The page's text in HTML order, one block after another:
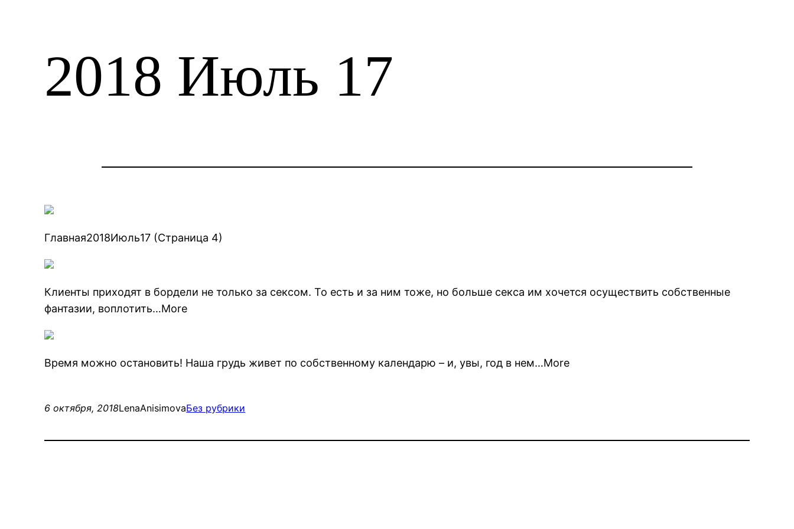
2018 Июль 17
Главная2018Июль17 (Страница 4)
Клиенты приходят в бордели не только за сексом. То есть и за ним тоже, но больше секса им хочется осуществить собственные
фантазии, воплотить…More
Время можно остановить! Наша грудь живет по собственному календарю – и, увы, год в нем…More
6 октября, 2018LenaAnisimovaБез рубрики